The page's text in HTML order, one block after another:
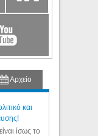
Αρχείο
και
ίσως το